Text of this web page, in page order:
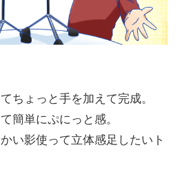
ちょっと手を加えて完成。
簡単にぷにっと感。
い影使って立体感足したいト